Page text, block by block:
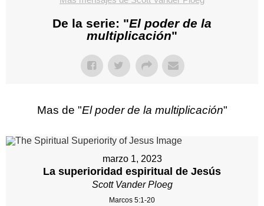
De la serie: "El poder de la
multiplicación"
Mas de "El poder de la multiplicación"
marzo 1, 2023
La superioridad espiritual de Jesús
Scott Vander Ploeg
Marcos 5:1-20